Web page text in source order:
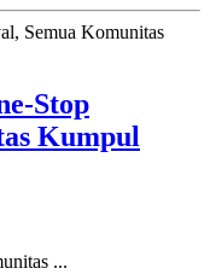
Stop
Kumpul
...